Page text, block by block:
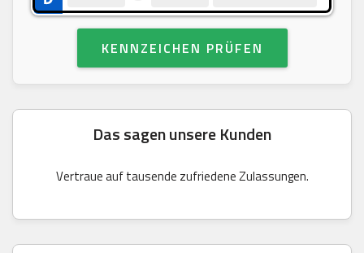
KENNZEICHEN PRÜFEN
Das sagen unsere Kunden
Vertraue auf tausende zufriedene Zulassungen.